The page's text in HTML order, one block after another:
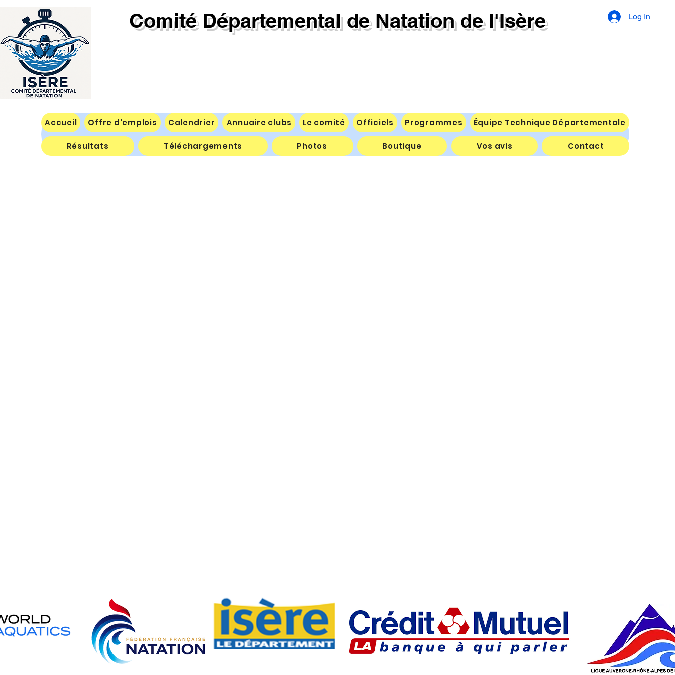
Comité Départemental de Natation de l'Isère Log In
Accueil Offre d'emplois Calendrier Annuaire clubs Le comité Officiels Programmes Équipe Technique Départementale
Résultats Téléchargements Photos Boutique Vos avis Contact